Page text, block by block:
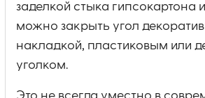
заделкой стыка гипсокартона
можно закрыть угол
накладкой, пластиковым или
уголком.